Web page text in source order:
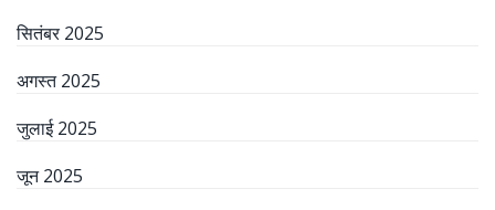
सितंबर 2025
अगस्त 2025
जुलाई 2025
जून 2025